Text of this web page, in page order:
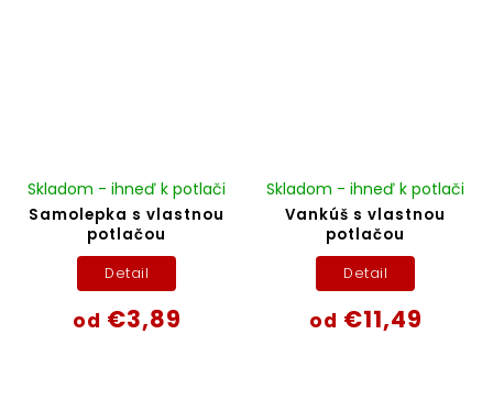
Samolepka s vlastnou
potlačou
Skladom - ihneď k potlači
od €3,89
Detail
Vankúš s vlastnou
potlačou
Skladom - ihneď k potlači
od €11,49
Detail